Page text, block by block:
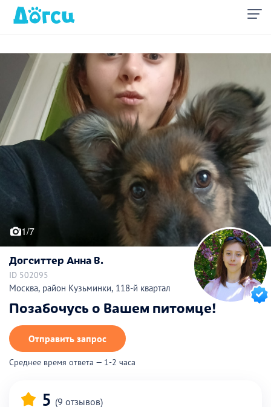
1/7
Догситтер Анна В.
ID 502095
Москва, район Кузьминки, 118-й квартал
Позабочусь о Вашем питомце!
Отправить запрос
Среднее время ответа — 1-2 часа
5 (9 отзывов)